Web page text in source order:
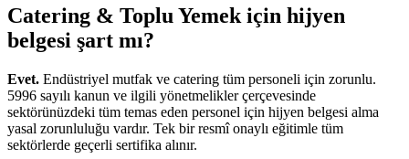
Catering & Toplu Yemek için hijyen
belgesi şart mı?
Evet. Endüstriyel mutfak ve catering tüm personeli için zorunlu.
5996 sayılı kanun ve ilgili yönetmelikler çerçevesinde
sektörünüzdeki tüm temas eden personel için hijyen belgesi alma
yasal zorunluluğu vardır. Tek bir resmî onaylı eğitimle tüm
sektörlerde geçerli sertifika alınır.